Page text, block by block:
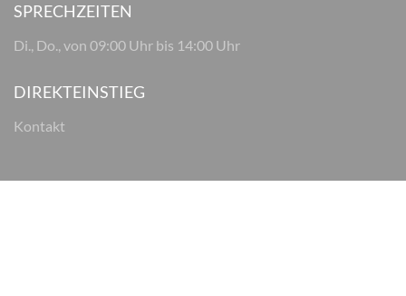
SPRECHZEITEN
Di., Do., von 09:00 Uhr bis 14:00 Uhr
DIREKTEINSTIEG
Kontakt